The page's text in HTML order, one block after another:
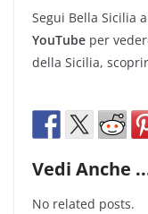
Segui Bella Sicilia
YouTube per
della Sicilia,
Vedi Anche
No related posts.